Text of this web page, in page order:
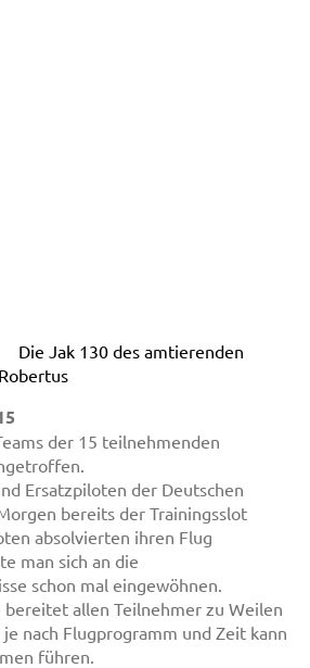
des amtierenden
der 15 teilnehmenden
Ersatzpiloten der Deutschen
bereits der Trainingsslot
absolvierten ihren Flug
man sich an die
schon mal eingewöhnen.
bereitet allen Teilnehmer zu Weilen
nach Flugprogramm und Zeit kann
führen.